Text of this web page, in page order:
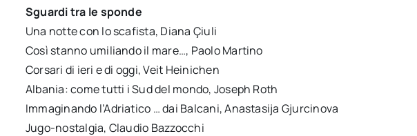
Sguardi tra le sponde
Una notte con lo scafista, Diana Çiuli
Così stanno umiliando il mare…, Paolo Martino
Corsari di ieri e di oggi, Veit Heinichen
Albania: come tutti i Sud del mondo, Joseph Roth
Immaginando l’Adriatico … dai Balcani, Anastasija Gjurcinova
Jugo-nostalgia, Claudio Bazzocchi